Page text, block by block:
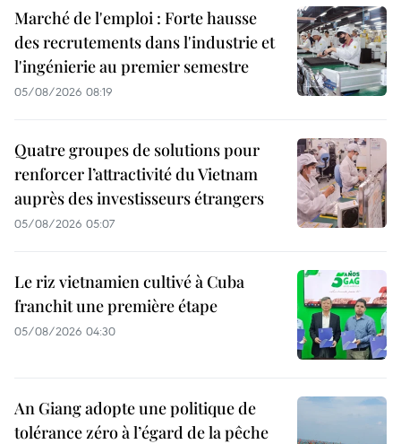
Marché de l'emploi : Forte hausse
des recrutements dans l'industrie et
l'ingénierie au premier semestre
05/08/2026 08:19
Quatre groupes de solutions pour
renforcer l’attractivité du Vietnam
auprès des investisseurs étrangers
05/08/2026 05:07
Le riz vietnamien cultivé à Cuba
franchit une première étape
05/08/2026 04:30
An Giang adopte une politique de
tolérance zéro à l’égard de la pêche